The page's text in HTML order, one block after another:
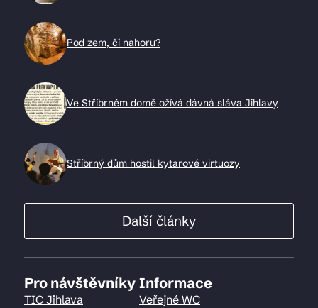
Pod zem, či nahoru?
Ve Stříbrném domě ožívá dávná sláva Jihlavy
Stříbrný dům hostil kytarové virtuozy
Další články
Pro návštěvníky
TIC Jihlava
Informace
Veřejné WC